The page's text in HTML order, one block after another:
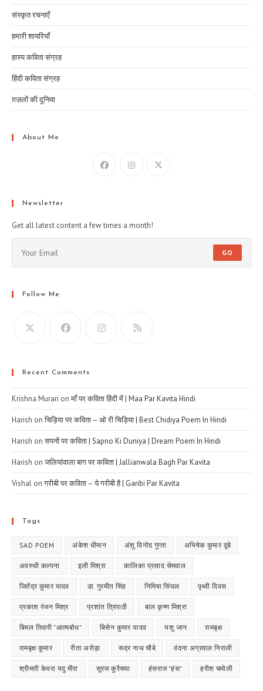
संस्कृत रचनाएँ
हमारी शायरियाँ
हास्य कविता संग्रह
हिंदी कविता संग्रह
ग़ज़लों की दुनिया
About Me
Newsletter
Get all latest content a few times a month!
GO
Follow Me
Recent Comments
Krishna Murari onमाँ पर कविता हिंदी में | Maa Par Kavita Hindi
Harish onचिड़िया पर कविता – ओ री चिड़िया | Best Chidiya Poem In Hindi
Harish onसपनों पर कविता | Sapno Ki Duniya | Dream Poem In Hindi
Harish onजलियांवाला बाग पर कविता | Jallianwala Bagh Par Kavita
Vishal onगरीबी पर कविता – ये गरीबी है | Garibi Par Kavita
Tags
SAD POEM अंकेश धीमान अंशु विनोद गुप्ता अभिषेक कुमार दूबे
अवस्थी कल्पना इली मिश्रा कालिका प्रसाद सेमवाल
जितेंद्र कुमार यादव डा. गुरमीत सिंह निमिषा सिंघल पृथ्वी दिवस
प्रकाश रंजन मिश्र प्रशांत त्रिपाठी बाल कृष्ण मिश्रा
बिमल तिवारी "आत्मबोध" बिसेन कुमार यादव यशु जान रामबृक्ष
रामबृक्ष कुमार रीता अरोड़ा रूद्र नाथ चौबे वंदना अग्रवाल निराली
श्रीमती केवरा यदु मीरा सूरज कुरैचया हंसराज "हंस" हरीश चमोली